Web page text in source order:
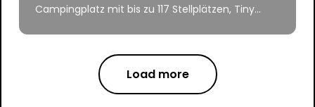
Campingplatz mit bis zu 117 Stellplätzen, Tiny...
Load more